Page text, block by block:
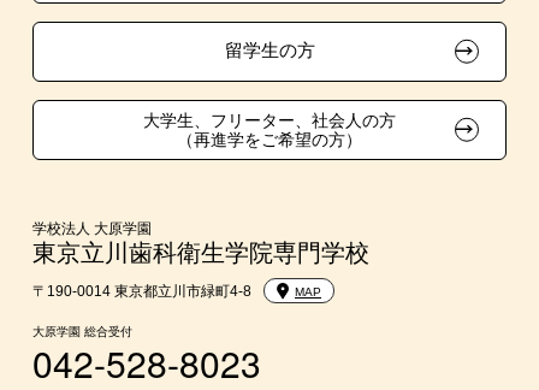
在校生・卒業生紹介推薦入学
大学生・短期大学生特別入学
学費
入学前のお勧め学習システム
大学・短期大学・公務員併願制度
留学生の方
大学生、フリーター、社会人の方
（再進学をご希望の方）
学校法人 大原学園
東京立川歯科衛生学院専門学校
〒190-0014 東京都立川市緑町4-8 MAP
大原学園 総合受付
042-528-8023